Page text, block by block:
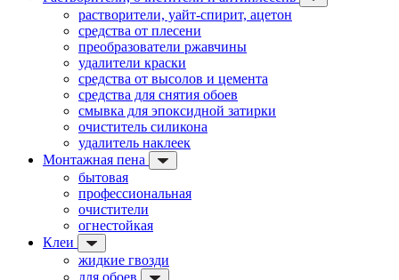
растворители, уайт-спирит, ацетон
средства от плесени
преобразователи ржавчины
удалители краски
средства от высолов и цемента
средства для снятия обоев
смывка для эпоксидной затирки
очиститель силикона
удалитель наклеек
Монтажная пена
бытовая
профессиональная
очистители
огнестойкая
Клеи
жидкие гвозди
для обоев